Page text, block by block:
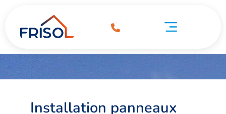
Installation panneaux